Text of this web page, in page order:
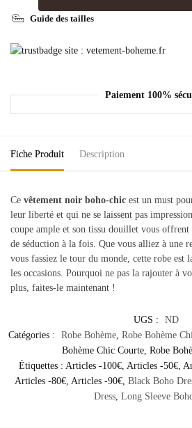
Guide des tailles
Paiement 100%
Fiche Produit Description
Ce vêtement noir boho-chic est un must
leur liberté et qui ne se laissent pas
coupe ample et son tissu douillet vous offrent
de séduction à la fois. Que vous alliez à une
vous fassiez le tour du monde, cette robe est
les occasions. Pourquoi ne pas la rajouter à
plus, faites-le maintenant !
UGS :
ND
Catégories :
Robe Bohème, Robe Bohème
Bohème Chic Courte, Robe
Étiquettes : Articles -100€, Articles -50€,
Articles -80€, Articles -90€, Black Boho
Dress, Long Sleeve